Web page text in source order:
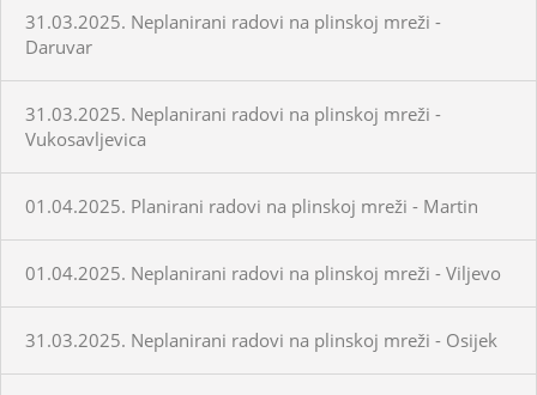
31.03.2025. Neplanirani radovi na plinskoj mreži -
Daruvar
31.03.2025. Neplanirani radovi na plinskoj mreži -
Vukosavljevica
01.04.2025. Planirani radovi na plinskoj mreži - Martin
01.04.2025. Neplanirani radovi na plinskoj mreži - Viljevo
31.03.2025. Neplanirani radovi na plinskoj mreži - Osijek